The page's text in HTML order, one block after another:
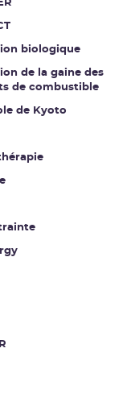
biologique
de la gaine des
de combustible
de Kyoto